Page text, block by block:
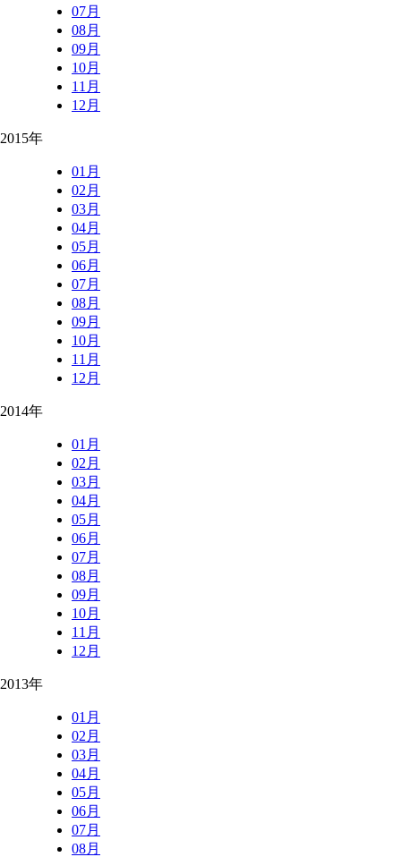
07月
08月
09月
10月
11月
12月
2015年
01月
02月
03月
04月
05月
06月
07月
08月
09月
10月
11月
12月
2014年
01月
02月
03月
04月
05月
06月
07月
08月
09月
10月
11月
12月
2013年
01月
02月
03月
04月
05月
06月
07月
08月